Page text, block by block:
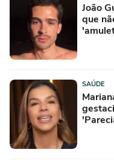
João
que
SAÚDE